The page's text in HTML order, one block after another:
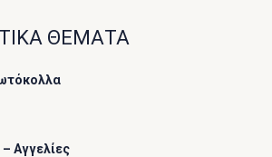
ΘΕΜΑΤΑ
Αγγελίες